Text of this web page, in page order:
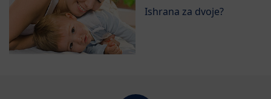
Ishrana za dvoje?